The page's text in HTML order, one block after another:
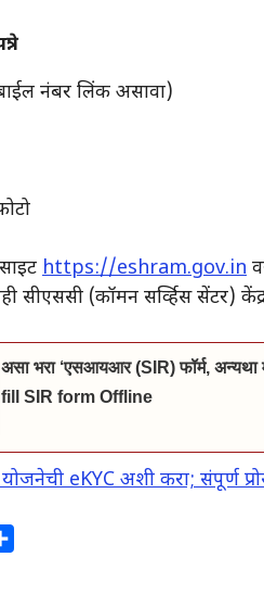
नंबर लिंक असावा)
https://eshram.gov.in
सीएससी (कॉमन सर्व्हिस
असा भरा ‘एसआयआर (SIR) फॉर्म, अन्यथा
fill SIR form Offline
eKYC अशी करा; संपूर्ण